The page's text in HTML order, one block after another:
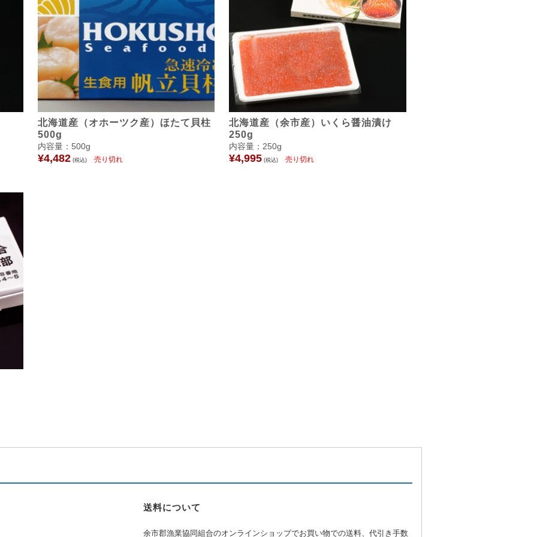
北海道産（オホーツク産）ほたて貝柱
500g
内容量：500g
¥4,482 (税込)
北海道産（余市産）いくら醤油漬け
250g
内容量：250g
¥4,995 (税込)
送料について
余市郡漁業協同組合のオンラインショップでお買い物での送料、代引き手数